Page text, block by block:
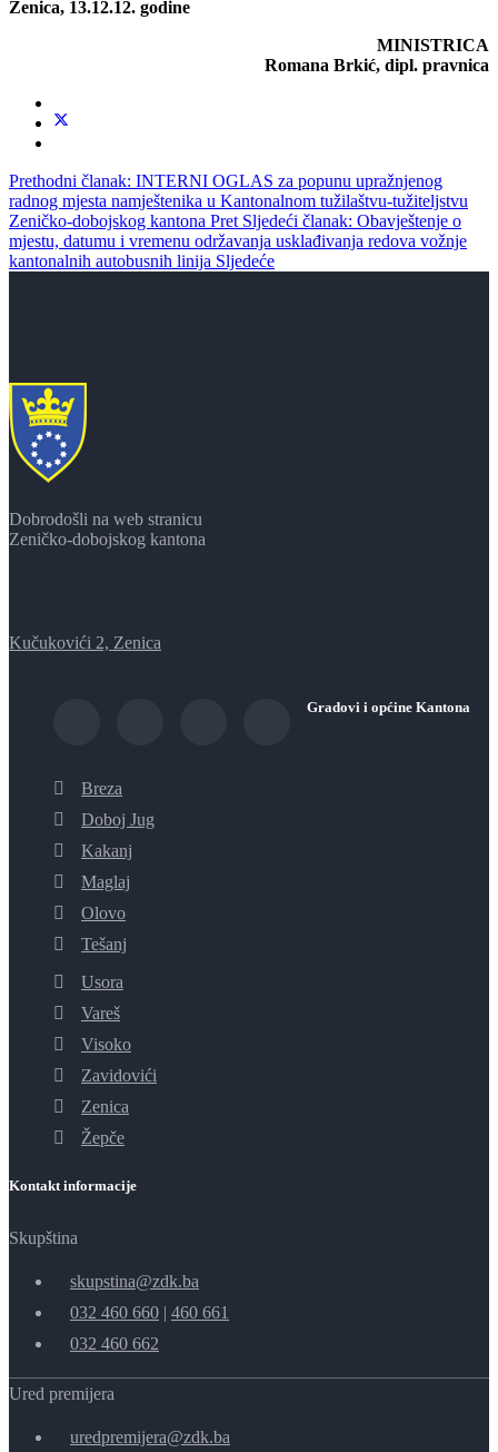
Zenica, 13.12.12. godine
MINISTRICA
Romana Brkić, dipl. pravnica
Prethodni članak: INTERNI OGLAS za popunu upražnjenog
radnog mjesta namještenika u Kantonalnom tužilaštvu-tužiteljstvu
Zeničko-dobojskog kantona Pret Sljedeći članak: Obavještenje o
mjestu, datumu i vremenu održavanja usklađivanja redova vožnje
kantonalnih autobusnih linija Sljedeće
Dobrodošli na web stranicu
Zeničko-dobojskog kantona
Kučukovići 2, Zenica
Gradovi i općine Kantona
Breza
Doboj Jug
Kakanj
Maglaj
Olovo
Tešanj
Usora
Vareš
Visoko
Zavidovići
Zenica
Žepče
Kontakt informacije
Skupština
skupstina@zdk.ba
032 460 660 | 460 661
032 460 662
Ured premijera
uredpremijera@zdk.ba